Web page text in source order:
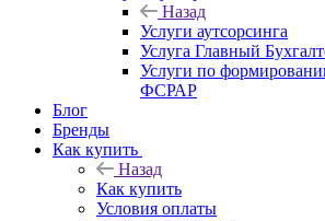
Назад
Услуги аутсорсинга
Услуга Главный
Услуги по
ФСРАР
Блог
Бренды
Как купить
Назад
Как купить
Условия оплаты